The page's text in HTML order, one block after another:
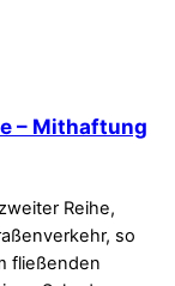
– Mithaftung
Reihe,
so
fließenden